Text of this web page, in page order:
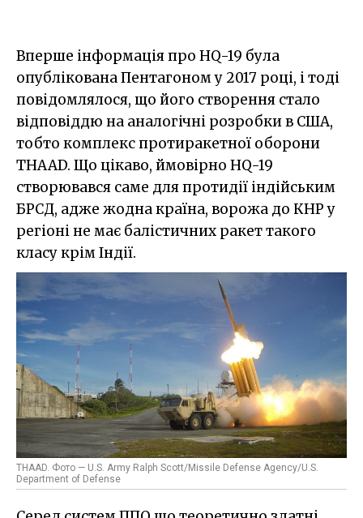
Вперше інформація про HQ-19 була
опублікована Пентагоном у 2017 році, і тоді
повідомлялося, що його створення стало
відповіддю на аналогічні розробки в США,
тобто комплекс протиракетної оборони
THAAD. Що цікаво, ймовірно HQ-19
створювався саме для протидії індійським
БРСД, адже жодна країна, ворожа до КНР у
регіоні не має балістичних ракет такого
класу крім Індії.
THAAD. Фото — U.S. Army Ralph Scott/Missile Defense Agency/U.S.
Department of Defense